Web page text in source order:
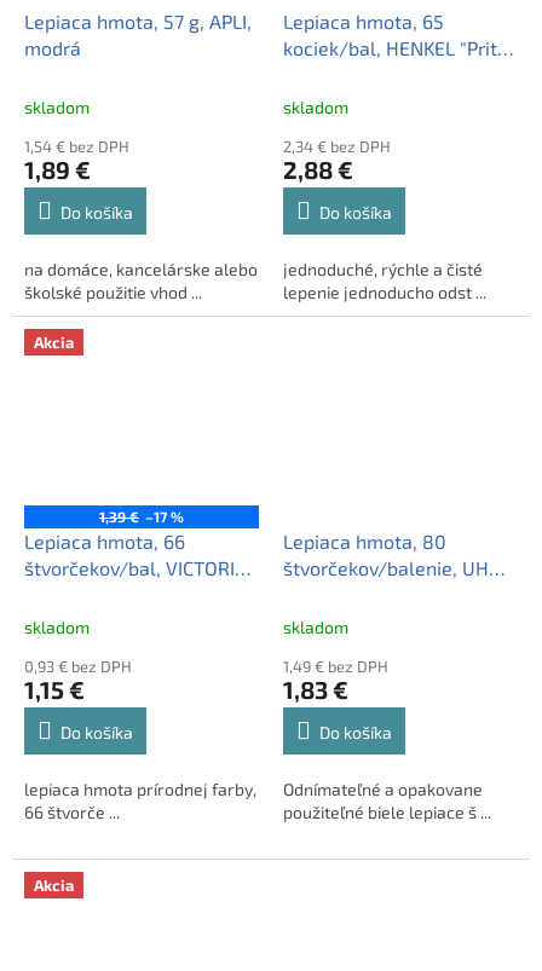
Lepiaca hmota, 57 g, APLI,
modrá
skladom
1,54 € bez DPH
1,89 €
Do košíka
na domáce, kancelárske alebo
školské použitie vhod ...
Lepiaca hmota, 65
kociek/bal, HENKEL "Pritt
skladom
2,34 € bez DPH
2,88 €
Do košíka
jednoduché, rýchle a čisté
lepenie jednoducho odst ...
Akcia
1,39 € –17 %
Lepiaca hmota, 66
štvorčekov/bal, VICTORIA
skladom
0,93 € bez DPH
1,15 €
Do košíka
lepiaca hmota prírodnej farby,
66 štvorče ...
Lepiaca hmota, 80
štvorčekov/balenie, UHU
skladom
1,49 € bez DPH
1,83 €
Do košíka
Odnímateľné a opakovane
použiteľné biele lepiace š ...
Akcia